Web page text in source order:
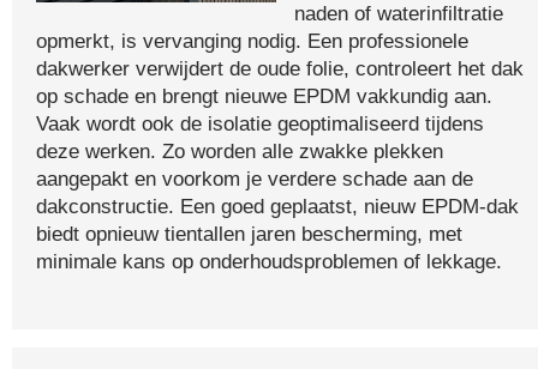
naden of waterinfiltratie
opmerkt, is vervanging nodig. Een professionele
dakwerker verwijdert de oude folie, controleert het dak
op schade en brengt nieuwe EPDM vakkundig aan.
Vaak wordt ook de isolatie geoptimaliseerd tijdens
deze werken. Zo worden alle zwakke plekken
aangepakt en voorkom je verdere schade aan de
dakconstructie. Een goed geplaatst, nieuw EPDM-dak
biedt opnieuw tientallen jaren bescherming, met
minimale kans op onderhoudsproblemen of lekkage.